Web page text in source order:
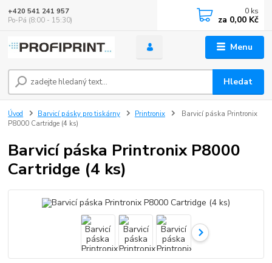
Menu
Hledat
+420 541 241 957
Po-Pá (8:00 - 15:30)
0 ks
za 0,00 Kč
Úvod Barvicí pásky pro tiskárny Printronix
Barvicí páska Printronix
P8000 Cartridge (4 ks)
Barvicí páska Printronix P8000
Cartridge (4 ks)